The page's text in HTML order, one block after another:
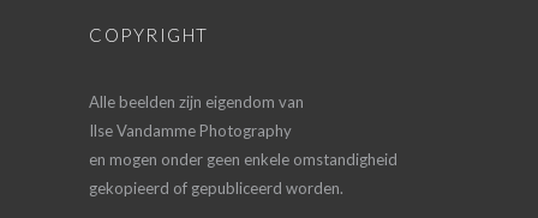
COPYRIGHT
Alle beelden zijn eigendom van
Ilse Vandamme Photography
en mogen onder geen enkele omstandigheid
gekopieerd of gepubliceerd worden.